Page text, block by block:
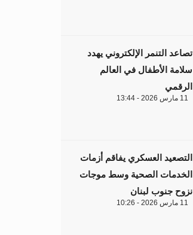
تصاعد التنمر الإلكتروني يهدد
سلامة الأطفال في العالم
الرقمي
11 مارس 2026 - 13:44
التصعيد العسكري يفاقم أزمات
الخدمات الصحية وسط موجات
نزوح جنوب لبنان
11 مارس 2026 - 10:26